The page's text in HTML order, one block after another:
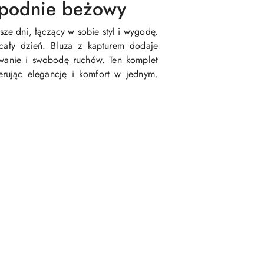
beżowy
dni, łączący w sobie styl i wygodę.
dzień. Bluza z kapturem dodaje
i swobodę ruchów. Ten komplet
elegancję i komfort w jednym.